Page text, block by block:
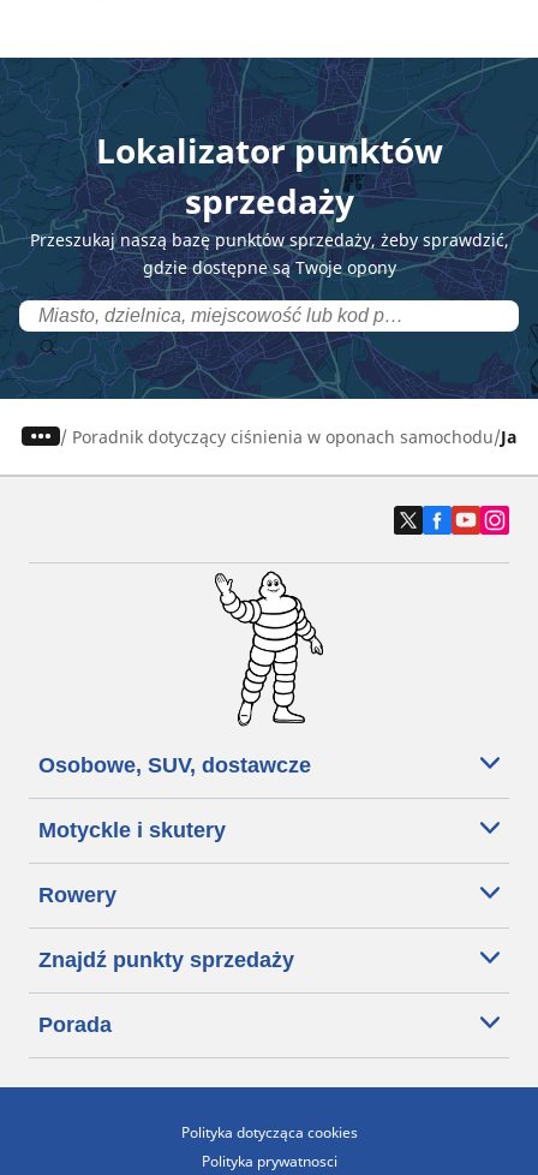
Lokalizator punktów
sprzedaży
Przeszukaj naszą bazę punktów sprzedaży, żeby sprawdzić,
gdzie dostępne są Twoje opony
/ Poradnik dotyczący ciśnienia w oponach samochodu Jak
Osobowe, SUV, dostawcze
Motyckle i skutery
Rowery
Znajdź punkty sprzedaży
Porada
Polityka dotycząca cookies
Polityka prywatnosci